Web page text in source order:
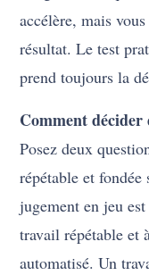
accélère, mais
résultat. Le test
prend toujours la
Comment décider
Posez deux
répétable et
jugement en jeu
travail répétable et
automatisé. Un